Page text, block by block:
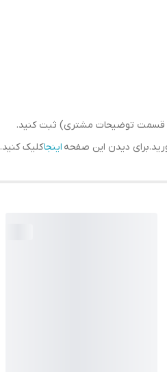
» قسمت توضیحات مشتری) ثبت کنید.
دیدن این صفحه اینجاکلیک کنید.